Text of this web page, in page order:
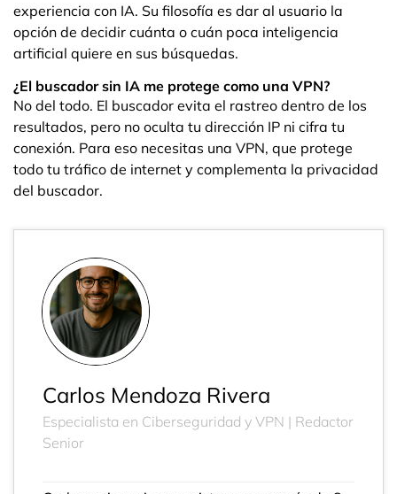
experiencia con IA. Su filosofía es dar al usuario la
opción de decidir cuánta o cuán poca inteligencia
artificial quiere en sus búsquedas.
¿El buscador sin IA me protege como una VPN?
No del todo. El buscador evita el rastreo dentro de los
resultados, pero no oculta tu dirección IP ni cifra tu
conexión. Para eso necesitas una VPN, que protege
todo tu tráfico de internet y complementa la privacidad
del buscador.
Carlos Mendoza Rivera
Especialista en Ciberseguridad y VPN | Redactor
Senior